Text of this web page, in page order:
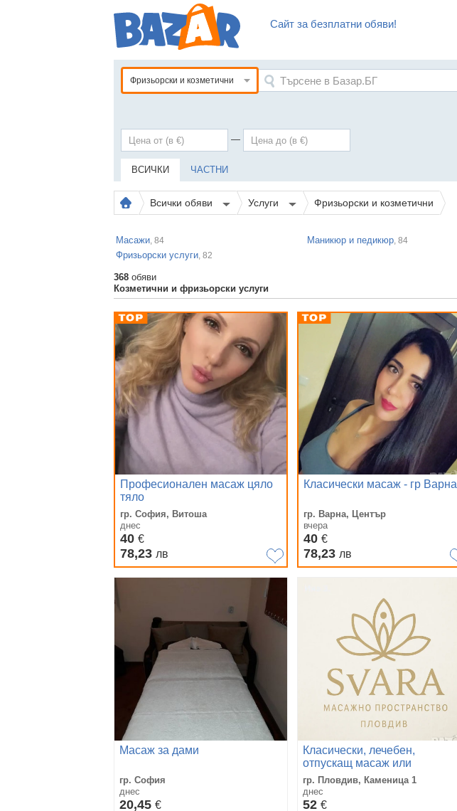
Сайт за безплатни обяви!
Фризьорски и козметични
—
ВСИЧКИ ЧАСТНИ
Всички обяви Услуги Фризьорски и козметични
Масажи, 84
Фризьорски услуги, 82
Маникюр и педикюр, 84
368 обяви
Козметични и фризьорски услуги
Професионален масаж цяло
тяло
гр. София, Витоша
днес
40 €
78,23 лв
Класически масаж - гр Варна
гр. Варна, Център
вчера
40 €
78,23 лв
Масаж за дами
гр. София
днес
20,45 €
Класически, лечебен,
отпускащ масаж или
зонотерапия на стъпала
гр. Пловдив, Каменица 1
днес
52 €